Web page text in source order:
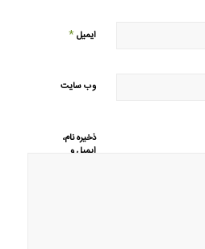
ایمیل*
وب‌ سایت
ذخیره نام،
ایمیل و